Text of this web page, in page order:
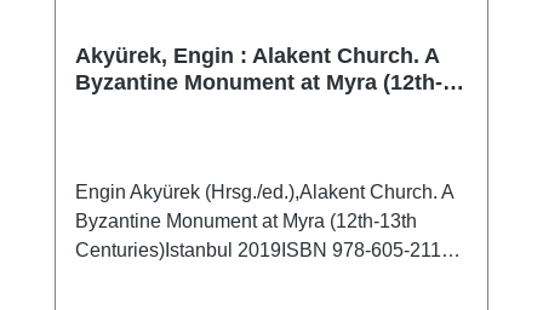
Akyürek, Engin : Alakent Church. A
Byzantine Monument at Myra (12th-
Engin Akyürek (Hrsg./ed.),Alakent Church. A
Byzantine Monument at Myra (12th-13th
Centuries)Istanbul 2019ISBN 978-605-2116-